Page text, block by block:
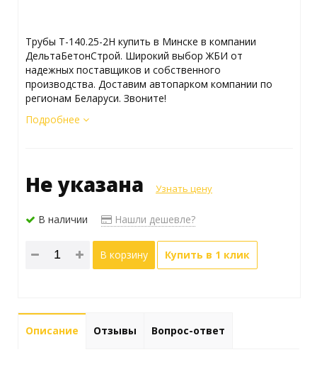
Трубы Т-140.25-2Н купить в Минске в компании
ДельтаБетонСтрой. Широкий выбор ЖБИ от
надежных поставщиков и собственного
производства. Доставим автопарком компании по
регионам Беларуси. Звоните!
Подробнее
Не указана Узнать цену
В наличии Нашли дешевле?
В корзину Купить в 1 клик
Описание Отзывы Вопрос-ответ